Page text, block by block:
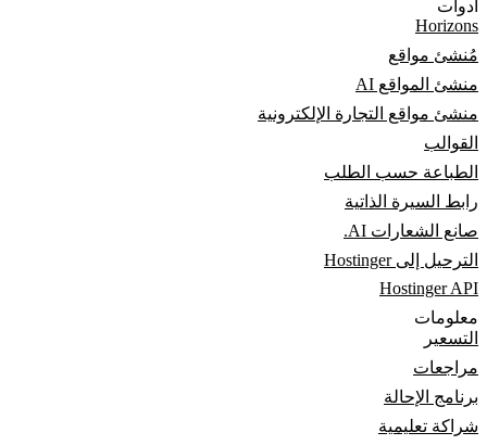
أدوات
Horizons
مُنشئ مواقع
منشئ المواقع AI
منشئ مواقع التجارة الإلكترونية
القوالب
الطباعة حسب الطلب
رابط السيرة الذاتية
صانع الشعارات AI.
الترحيل إلى Hostinger
Hostinger API
معلومات
التسعير
مراجعات
برنامج الإحالة
شراكة تعليمية